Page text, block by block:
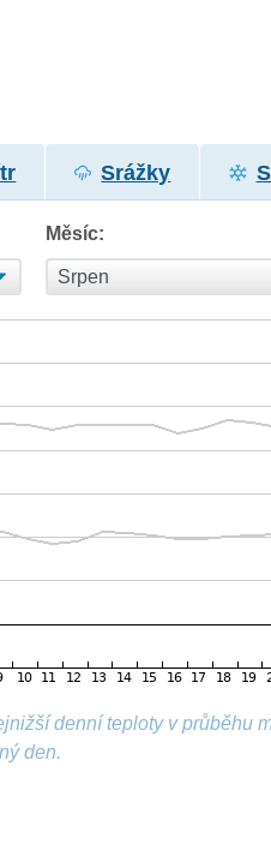
Srážky
Měsíc:
denní teploty v průběhu
den.